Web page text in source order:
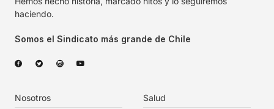
haciendo.
Somos el Sindicato más grande de Chile
Nosotros Salud